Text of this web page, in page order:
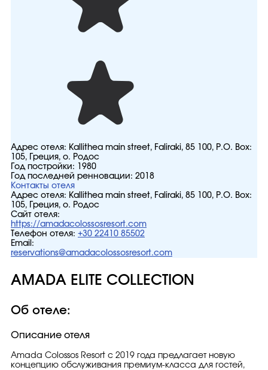
Адрес отеля: Kallithea main street, Faliraki, 85 100, P.O. Box:
105, Греция, о. Родос
Год постройки:
1980
Год последней ренновации: 2018
Контакты отеля
Адрес отеля: Kallithea main street, Faliraki, 85 100, P.O. Box:
105, Греция, о. Родос
Сайт отеля:
https://amadacolossosresort.com
Телефон отеля: +30 22410 85502
Email:
reservations@amadacolossosresort.com
AMADA ELITE COLLECTION
Об отеле:
Описание отеля
Amada Colossos Resort с 2019 года предлагает новую
концепцию обслуживания премиум-класса для гостей,